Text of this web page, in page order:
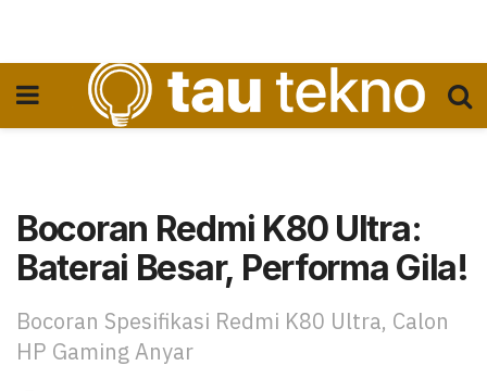
Bocoran Redmi K80 Ultra:
Baterai Besar, Performa Gila!
Bocoran Spesifikasi Redmi K80 Ultra, Calon
HP Gaming Anyar